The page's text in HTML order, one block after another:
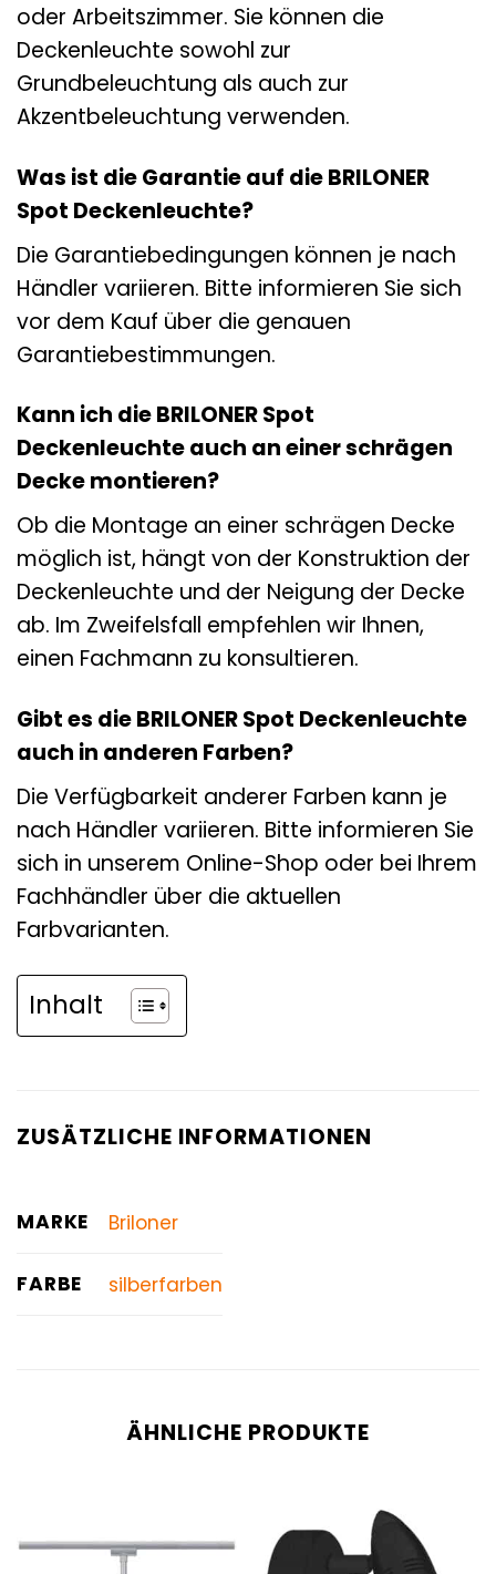
oder Arbeitszimmer. Sie können die
Deckenleuchte sowohl zur
Grundbeleuchtung als auch zur
Akzentbeleuchtung verwenden.
Was ist die Garantie auf die BRILONER
Spot Deckenleuchte?
Die Garantiebedingungen können je nach
Händler variieren. Bitte informieren Sie sich
vor dem Kauf über die genauen
Garantiebestimmungen.
Kann ich die BRILONER Spot
Deckenleuchte auch an einer schrägen
Decke montieren?
Ob die Montage an einer schrägen Decke
möglich ist, hängt von der Konstruktion der
Deckenleuchte und der Neigung der Decke
ab. Im Zweifelsfall empfehlen wir Ihnen,
einen Fachmann zu konsultieren.
Gibt es die BRILONER Spot Deckenleuchte
auch in anderen Farben?
Die Verfügbarkeit anderer Farben kann je
nach Händler variieren. Bitte informieren Sie
sich in unserem Online-Shop oder bei Ihrem
Fachhändler über die aktuellen
Farbvarianten.
Inhalt
ZUSÄTZLICHE INFORMATIONEN
MARKE Briloner
FARBE silberfarben
ÄHNLICHE PRODUKTE